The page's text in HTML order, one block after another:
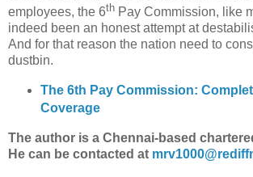
employees, the 6th Pay Commission, like
indeed been an honest attempt at
And for that reason the nation need to
dustbin.
The 6th Pay Commission:
Coverage
The author is a Chennai-based
He can be contacted at